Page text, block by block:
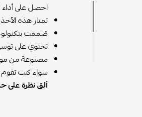
احصل على أداء
تمتاز هذه
صُممت
تحتوي على
مصنوعة من
سواء كنت تقوم
ألق نظرة على